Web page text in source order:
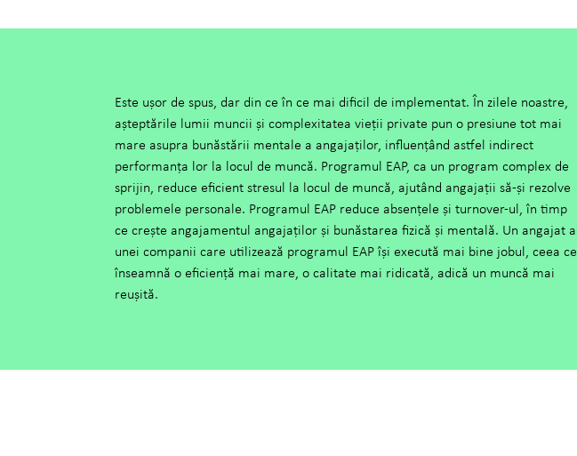
Este ușor de spus, dar din ce în ce mai dificil de implementat. În zilele noastre,
așteptările lumii muncii și complexitatea vieții private pun o presiune tot mai
mare asupra bunăstării mentale a angajaților, influențând astfel indirect
performanța lor la locul de muncă. Programul EAP, ca un program complex de
sprijin, reduce eficient stresul la locul de muncă, ajutând angajații să-și rezolve
problemele personale. Programul EAP reduce absențele și turnover-ul, în timp
ce crește angajamentul angajaților și bunăstarea fizică și mentală. Un angajat al
unei companii care utilizează programul EAP își execută mai bine jobul, ceea ce
înseamnă o eficiență mai mare, o calitate mai ridicată, adică un muncă mai
reușită.